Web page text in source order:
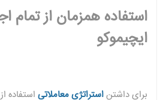
استفاده همزمان از تمام
ایچیموکو
برای داشتناستراتژی معاملاتی استفاده